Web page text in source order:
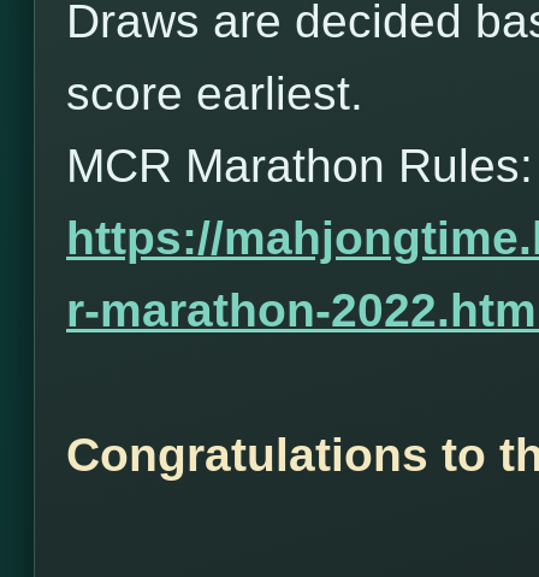
Draws are decided
score earliest.
MCR Marathon Rules:
https://
r-marathon-
Congratulations to